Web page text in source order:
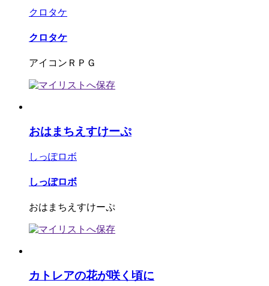
クロタケ
クロタケ
アイコンＲＰＧ
おはまちえすけーぷ
しっぽロボ
しっぽロボ
おはまちえすけーぷ
カトレアの花が咲く頃に